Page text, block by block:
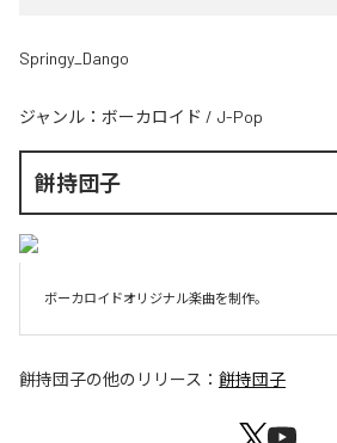
Springy_Dango
ジャンル： ボーカロイド / J-Pop
餅持団子
ボーカロイドオリジナル楽曲を制作。
餅持団子の他のリリース： 餅持団子